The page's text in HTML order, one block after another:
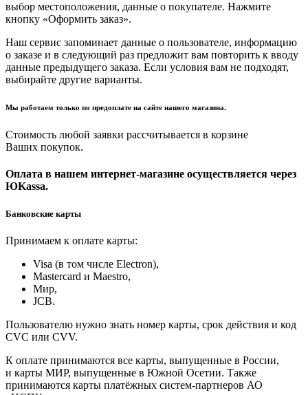
выбор местоположения, данные о покупателе. Нажмите
кнопку «Оформить заказ».
Наш сервис запоминает данные о пользователе, информацию
о заказе и в следующий раз предложит вам повторить к вводу
данные предыдущего заказа. Если условия вам не подходят,
выбирайте другие варианты.
Мы работаем только по предоплате на сайте нашего магазина.
Стоимость любой заявки рассчитывается в корзине
Ваших покупок.
Оплата в нашем интернет-магазине осуществляется через
ЮKassa.
Банковские карты
Принимаем к оплате карты:
Visa (в том числе Electron),
Masterсard и Maestro,
Мир,
JCB.
Пользователю нужно знать номер карты, срок действия и код
CVC или CVV.
К оплате принимаются все карты, выпущенные в России,
и карты МИР, выпущенные в Южной Осетии. Также
принимаются карты платёжных систем-партнеров АО